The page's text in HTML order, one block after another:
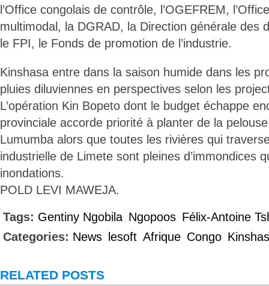
l’Office congolais de contrôle, l’OGEFREM,
multimodal, la DGRAD, la Direction générale des
le FPI, le Fonds de promotion de l’industrie.
Kinshasa entre dans la saison humide dans les
pluies diluviennes en perspectives selon les
L’opération Kin Bopeto dont le budget échappe
provinciale accorde priorité à planter de la
Lumumba alors que toutes les rivières qui
industrielle de Limete sont pleines d’immondices
inondations.
POLD LEVI MAWEJA.
Tags: Gentiny Ngobila Ngopoos Félix-Antoine
Categories: News lesoft Afrique Congo
RELATED POSTS